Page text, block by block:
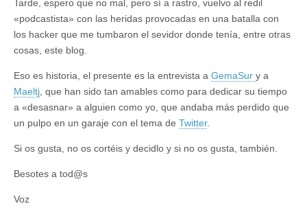
Tarde, espero que no mal, pero sí a rastro, vuelvo al redil
«podcastista» con las heridas provocadas en una batalla con
los hacker que me tumbaron el sevidor donde tenía, entre otras
cosas, este blog.
Eso es historia, el presente es la entrevista a GemaSur y a
Maeltj , que han sido tan amables como para dedicar su tiempo
a «desasnar» a alguien como yo, que andaba más perdido que
un pulpo en un garaje con el tema de Twitter.
Si os gusta, no os cortéis y decidlo y si no os gusta, también.
Besotes a tod@s
Voz